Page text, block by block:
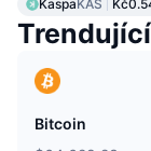
KaspaKAS
Trendující
Bitcoin